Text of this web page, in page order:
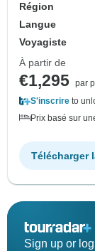
Région
Langue
Voyagiste
À partir de
€1,295 par
S'inscrire to
Prix basé sur
Télécharger
Sign up or